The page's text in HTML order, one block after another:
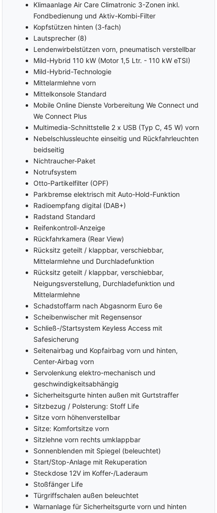
Klimaanlage Air Care Climatronic 3-Zonen inkl.
Fondbedienung und Aktiv-Kombi-Filter
Kopfstützen hinten (3-fach)
Lautsprecher (8)
Lendenwirbelstützen vorn, pneumatisch verstellbar
Mild-Hybrid 110 kW (Motor 1,5 Ltr. - 110 kW eTSI)
Mild-Hybrid-Technologie
Mittelarmlehne vorn
Mittelkonsole Standard
Mobile Online Dienste Vorbereitung We Connect und
We Connect Plus
Multimedia-Schnittstelle 2 x USB (Typ C, 45 W) vorn
Nebelschlussleuchte einseitig und Rückfahrleuchten
beidseitig
Nichtraucher-Paket
Notrufsystem
Otto-Partikelfilter (OPF)
Parkbremse elektrisch mit Auto-Hold-Funktion
Radioempfang digital (DAB+)
Radstand Standard
Reifenkontroll-Anzeige
Rückfahrkamera (Rear View)
Rücksitz geteilt / klappbar, verschiebbar,
Mittelarmlehne und Durchladefunktion
Rücksitz geteilt / klappbar, verschiebbar,
Neigungsverstellung, Durchladefunktion und
Mittelarmlehne
Schadstoffarm nach Abgasnorm Euro 6e
Scheibenwischer mit Regensensor
Schließ-/Startsystem Keyless Access mit
Safesicherung
Seitenairbag und Kopfairbag vorn und hinten,
Center-Airbag vorn
Servolenkung elektro-mechanisch und
geschwindigkeitsabhängig
Sicherheitsgurte hinten außen mit Gurtstraffer
Sitzbezug / Polsterung: Stoff Life
Sitze vorn höhenverstellbar
Sitze: Komfortsitze vorn
Sitzlehne vorn rechts umklappbar
Sonnenblenden mit Spiegel (beleuchtet)
Start/Stop-Anlage mit Rekuperation
Steckdose 12V im Koffer-/Laderaum
Stoßfänger Life
Türgriffschalen außen beleuchtet
Warnanlage für Sicherheitsgurte vorn und hinten